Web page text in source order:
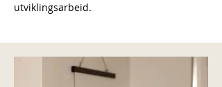
utviklingsarbeid.